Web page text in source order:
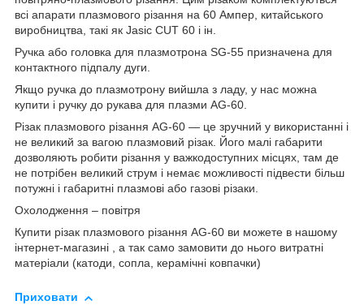
всі апарати плазмового різання на 60 Ампер, китайського
виробництва, такі як Jasic CUT 60 і ін.
Ручка або головка для плазмотрона SG-55 призначена для
контактного підпалу дуги.
Якщо ручка до плазмотрону вийшла з ладу, у нас можна
купити і ручку до рукава для плазми AG-60.
Різак плазмового різання AG-60 ― це зручний у використанні і
не великий за вагою плазмовий різак. Його малі габарити
дозволяють робити різання у важкодоступних місцях, там де
не потрібен великий струм і немає можливості підвести більш
потужні і габаритні плазмові або газові різаки.
Охолодження – повітря
Купити різак плазмового різання AG-60 ви можете в нашому
інтернет-магазині , а так само замовити до нього витратні
матеріали (катоди, сопла, керамічні ковпачки)
Приховати